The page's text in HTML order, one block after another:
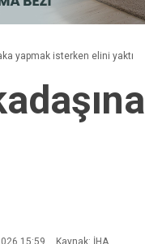
yapmak isterken elini yaktı
15:59 Kaynak: İHA